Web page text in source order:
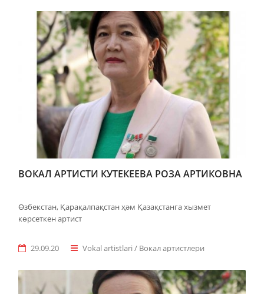
ВОКАЛ АРТИСТИ КУТЕКЕЕВА РОЗА АРТИКОВНА
Өзбекстан, Қарақалпақстан ҳәм Қазақстанга хызмет
көрсеткен артист
29.09.20 Vokal artistlari / Вокал артистлери